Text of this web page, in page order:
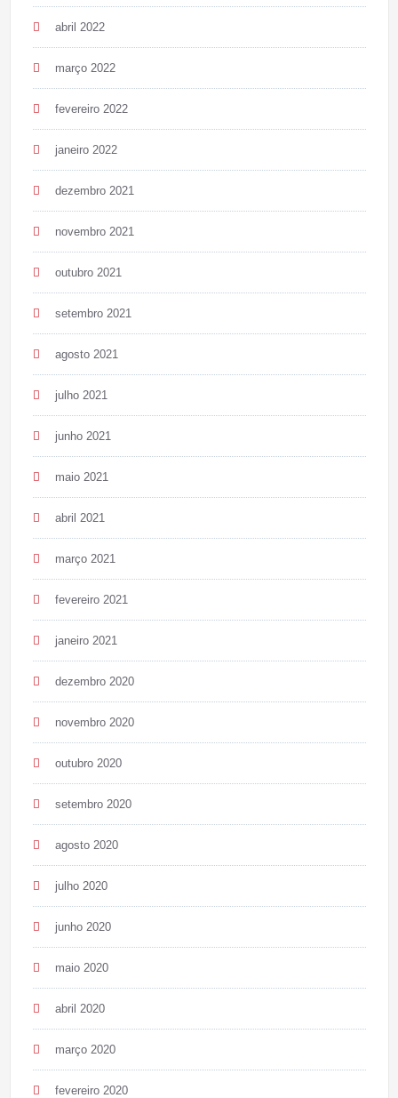
abril 2022
março 2022
fevereiro 2022
janeiro 2022
dezembro 2021
novembro 2021
outubro 2021
setembro 2021
agosto 2021
julho 2021
junho 2021
maio 2021
abril 2021
março 2021
fevereiro 2021
janeiro 2021
dezembro 2020
novembro 2020
outubro 2020
setembro 2020
agosto 2020
julho 2020
junho 2020
maio 2020
abril 2020
março 2020
fevereiro 2020